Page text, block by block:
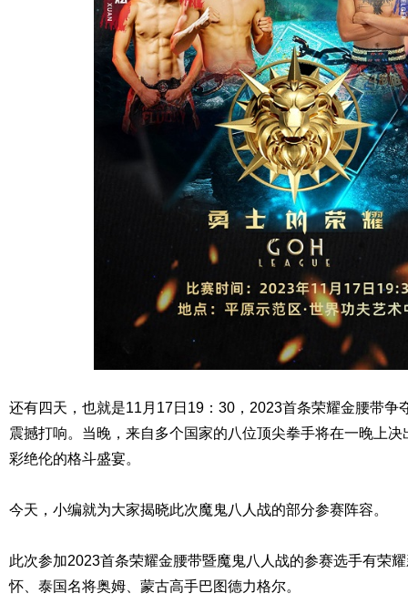
还有四天，也就是11月17日19：30，2023首条荣耀金腰带争
震撼打响。当晚，来自多个国家的八位顶尖拳手将在一晚上
彩绝伦的格斗盛宴。
今天，小编就为大家揭晓此次魔鬼八人战的部分参赛阵容。
此次参加2023首条荣耀金腰带暨魔鬼八人战的参赛选手有荣
怀、泰国名将奥姆、蒙古高手巴图德力格尔。